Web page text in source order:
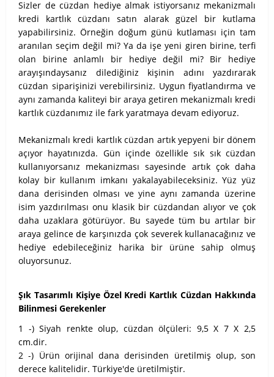
Sizler de cüzdan hediye almak istiyorsanız mekanizmalı
kredi kartlık cüzdanı satın alarak güzel bir kutlama
yapabilirsiniz. Örneğin doğum günü kutlaması için tam
aranılan seçim değil mi? Ya da işe yeni giren birine, terfi
olan birine anlamlı bir hediye değil mi? Bir hediye
arayışındaysanız dilediğiniz kişinin adını yazdırarak
cüzdan siparişinizi verebilirsiniz. Uygun fiyatlandırma ve
aynı zamanda kaliteyi bir araya getiren mekanizmalı kredi
kartlık cüzdanımız ile fark yaratmaya devam ediyoruz.
Mekanizmalı kredi kartlık cüzdan artık yepyeni bir dönem
açıyor hayatınızda. Gün içinde özellikle sık sık cüzdan
kullanıyorsanız mekanizması sayesinde artık çok daha
kolay bir kullanım imkanı yakalayabileceksiniz. Yüz yüz
dana derisinden olması ve yine aynı zamanda üzerine
isim yazdırılması onu klasik bir cüzdandan alıyor ve çok
daha uzaklara götürüyor. Bu sayede tüm bu artılar bir
araya gelince de karşınızda çok severek kullanacağınız ve
hediye edebileceğiniz harika bir ürüne sahip olmuş
oluyorsunuz.
Şık Tasarımlı Kişiye Özel Kredi Kartlık Cüzdan Hakkında
Bilinmesi Gerekenler
1 -) Siyah renkte olup, cüzdan ölçüleri: 9,5 X 7 X 2,5
cm.dir.
2 -) Ürün orijinal dana derisinden üretilmiş olup, son
derece kalitelidir. Türkiye'de üretilmiştir.